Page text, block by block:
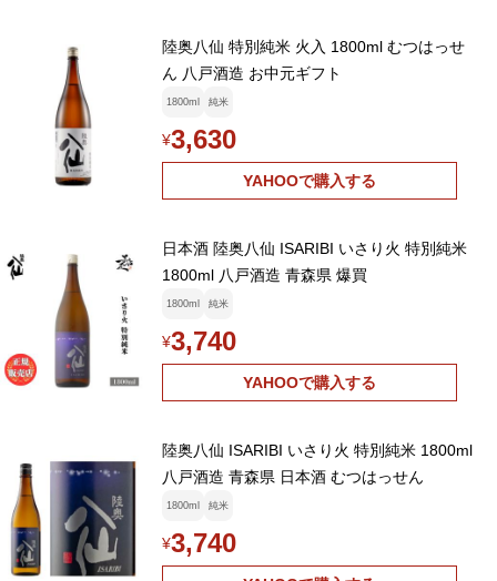
陸奥八仙 特別純米 火入 1800ml むつはっせ
ん 八戸酒造 お中元ギフト
1800ml 純米
¥3,630
YAHOOで購入する
日本酒 陸奥八仙 ISARIBI いさり火 特別純米
1800ml 八戸酒造 青森県 爆買
1800ml 純米
¥3,740
YAHOOで購入する
陸奥八仙 ISARIBI いさり火 特別純米 1800ml
八戸酒造 青森県 日本酒 むつはっせん
1800ml 純米
¥3,740